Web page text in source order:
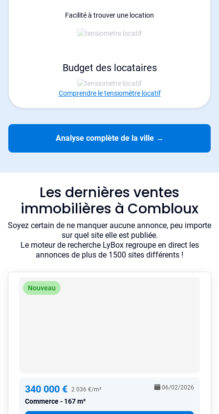
Facilité à trouver une location
Budget des locataires
Comprendre le tensiomètre locatif
Analyse complète de la ville →
Les dernières ventes
immobilières à Combloux
Soyez certain de ne manquer aucune annonce, peu importe
sur quel site elle est publiée.
Le moteur de recherche LyBox regroupe en direct les
annonces de plus de 1500 sites différents !
Nouveau
340 000 € 2 036 €/m²
Commerce 167 m²
06/02/2026